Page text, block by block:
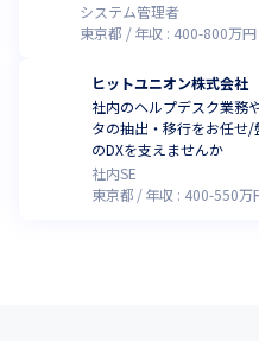
システム管理者
東京都
年収 : 400-800万円
ヒットユニオン株式会社
社内のヘルプデスク業務
タの抽出・移行をお任せ
のDXを支えませんか
社内SE
東京都
年収 : 400-550万